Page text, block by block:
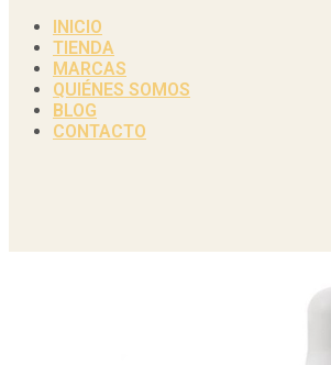
INICIO
TIENDA
MARCAS
QUIÉNES SOMOS
BLOG
CONTACTO